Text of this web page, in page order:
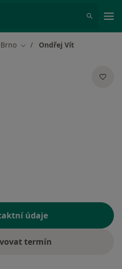
Brno Změna města
Ondřej Vít
údaje
termín